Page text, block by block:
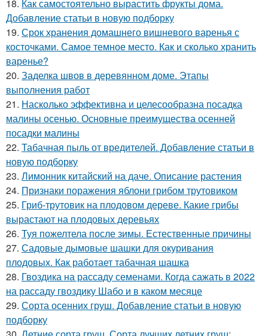
18. Как самостоятельно вырастить фрукты дома.
Добавление статьи в новую подборку
19. Срок хранения домашнего вишневого варенья с
косточками. Самое темное место. Как и сколько хранить
варенье?
20. Заделка швов в деревянном доме. Этапы
выполнения работ
21. Насколько эффективна и целесообразна посадка
малины осенью. Основные преимущества осенней
посадки малины
22. Табачная пыль от вредителей. Добавление статьи в
новую подборку
23. Лимонник китайский на даче. Описание растения
24. Признаки поражения яблони грибом трутовиком
25. Гриб-трутовик на плодовом дереве. Какие грибы
вырастают на плодовых деревьях
26. Туя пожелтела после зимы. Естественные причины
27. Садовые дымовые шашки для окуривания
плодовых. Как работает табачная шашка
28. Гвоздика на рассаду семенами. Когда сажать в 2022
на рассаду гвоздику Шабо и в каком месяце
29. Сорта осенних груш. Добавление статьи в новую
подборку